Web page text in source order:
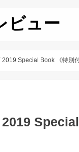
ビュー
2019 Special Book 《特別
2019